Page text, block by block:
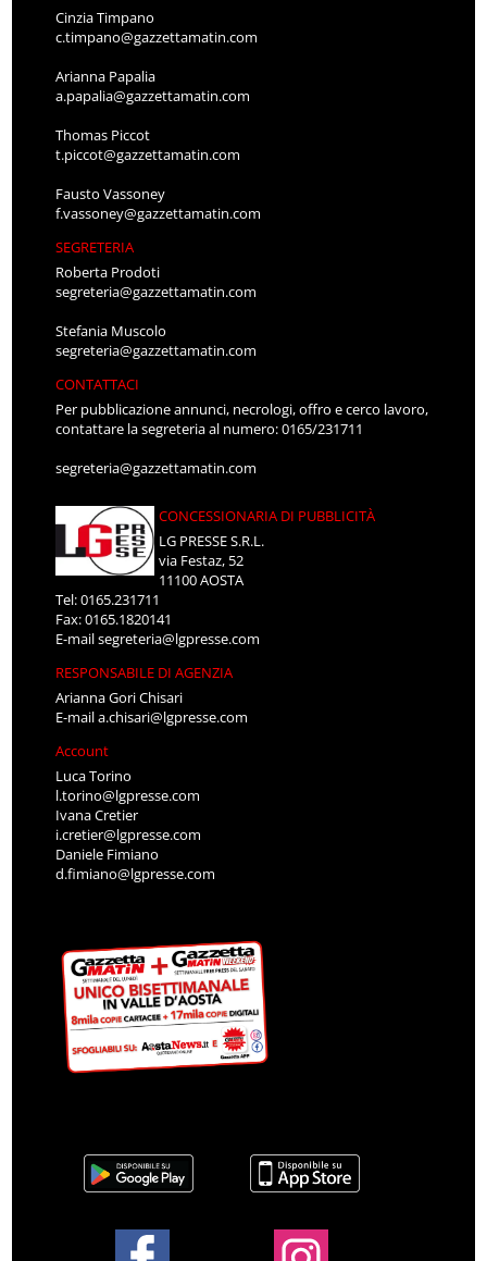
Cinzia Timpano
c.timpano@gazzettamatin.com
Arianna Papalia
a.papalia@gazzettamatin.com
Thomas Piccot
t.piccot@gazzettamatin.com
Fausto Vassoney
f.vassoney@gazzettamatin.com
SEGRETERIA
Roberta Prodoti
segreteria@gazzettamatin.com
Stefania Muscolo
segreteria@gazzettamatin.com
CONTATTACI
Per pubblicazione annunci, necrologi, offro e cerco lavoro,
contattare la segreteria al numero: 0165/231711
segreteria@gazzettamatin.com
CONCESSIONARIA DI PUBBLICITÀ
LG PRESSE S.R.L.
via Festaz, 52
11100 AOSTA
Tel: 0165.231711
Fax: 0165.1820141
E-mailsegreteria@lgpresse.com
RESPONSABILE DI AGENZIA
Arianna Gori Chisari
E-maila.chisari@lgpresse.com
Account
Luca Torino
l.torino@lgpresse.com
Ivana Cretier
i.cretier@lgpresse.com
Daniele Fimiano
d.fimiano@lgpresse.com